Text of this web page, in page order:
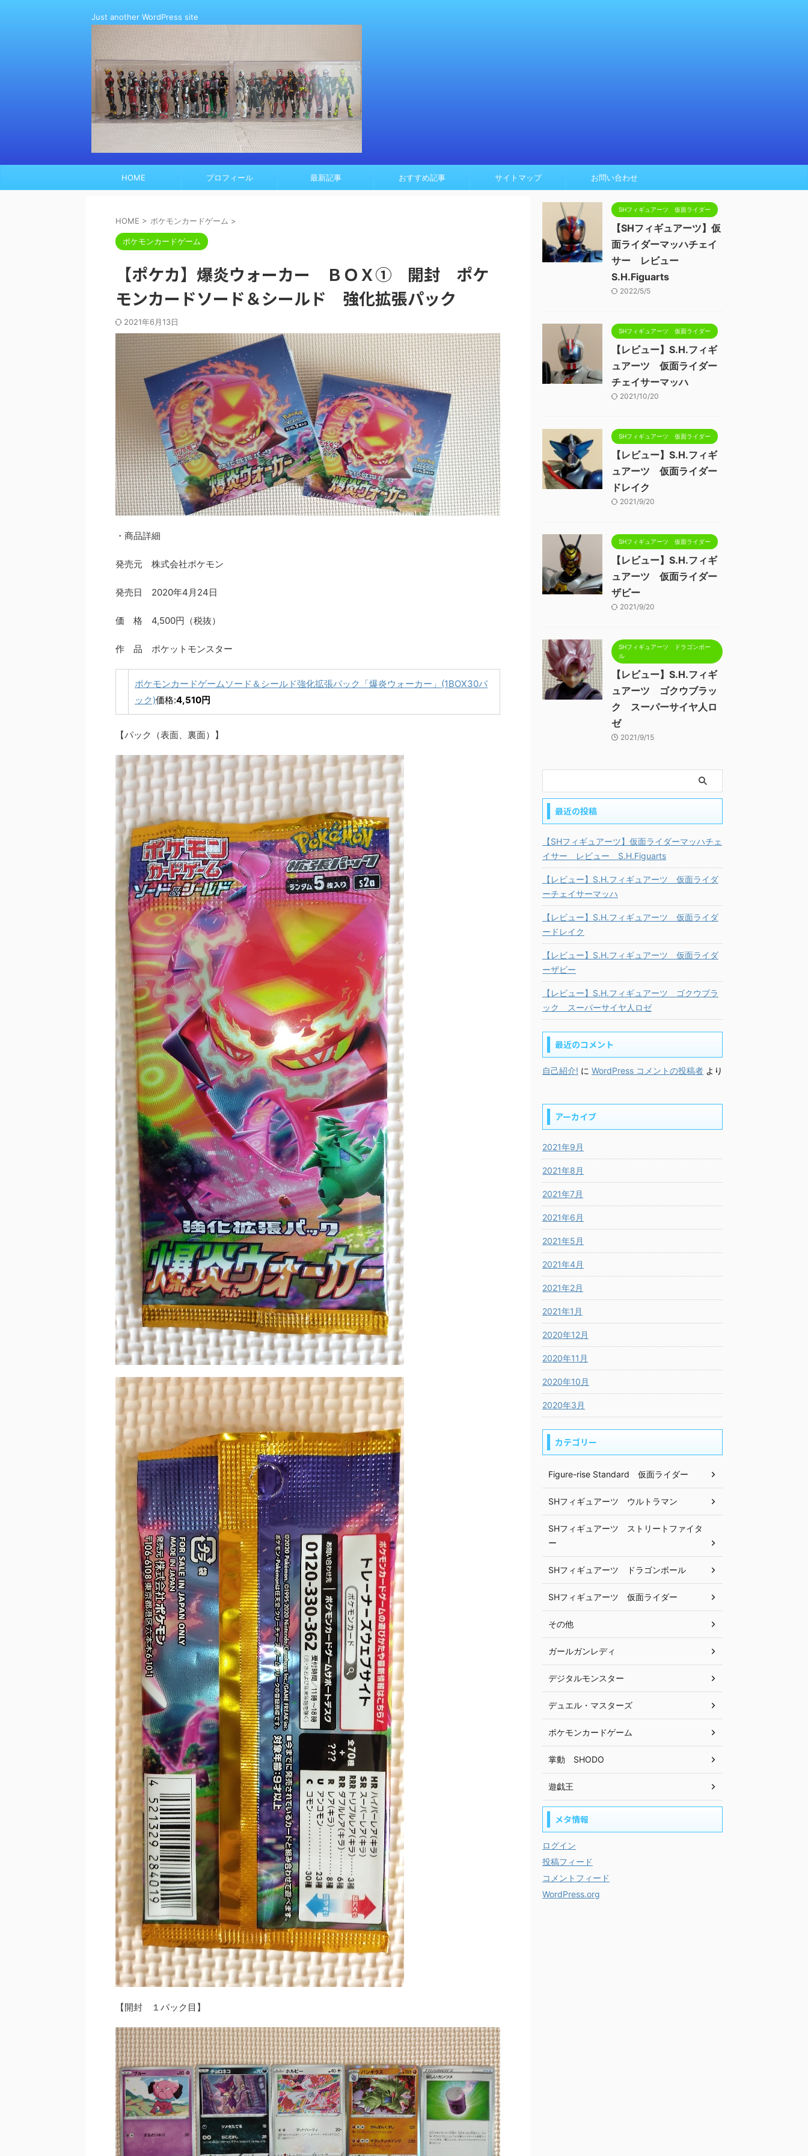
Just another WordPress site
HOME プロフィール 最新記事 おすすめ記事 サイトマップ お問い合わせ
HOME > ポケモンカードゲーム >
ポケモンカードゲーム
【ポケカ】爆炎ウォーカー ＢＯＸ① 開封 ポケ
モンカードソード＆シールド 強化拡張パック
2021年6月13日
・商品詳細
発売元 株式会社ポケモン
発売日 2020年4月24日
価 格 4,500円（税抜）
作 品 ポケットモンスター
ポケモンカードゲームソード＆シールド強化拡張パック「爆炎ウォーカー」(1BOX30パ
ック)価格:4,510円
【パック（表面、裏面）】
【開封 １パック目】
SHフィギュアーツ 仮面ライダー
【SHフィギュアーツ】仮
面ライダーマッハチェイ
サー レビュー
S.H.Figuarts
2022/5/5
SHフィギュアーツ 仮面ライダー
【レビュー】S.H.フィギ
ュアーツ 仮面ライダー
チェイサーマッハ
2021/10/20
SHフィギュアーツ 仮面ライダー
【レビュー】S.H.フィギ
ュアーツ 仮面ライダー
ドレイク
2021/9/20
SHフィギュアーツ 仮面ライダー
【レビュー】S.H.フィギ
ュアーツ 仮面ライダー
ザビー
2021/9/20
SHフィギュアーツ ドラゴンボー
ル
【レビュー】S.H.フィギ
ュアーツ ゴクウブラッ
ク スーパーサイヤ人ロ
ゼ
2021/9/15
最近の投稿
【SHフィギュアーツ】仮面ライダーマッハチェ
イサー レビュー S.H.Figuarts
【レビュー】S.H.フィギュアーツ 仮面ライダ
ーチェイサーマッハ
【レビュー】S.H.フィギュアーツ 仮面ライダ
ードレイク
【レビュー】S.H.フィギュアーツ 仮面ライダ
ーザビー
【レビュー】S.H.フィギュアーツ ゴクウブラ
ック スーパーサイヤ人ロゼ
最近のコメント
自己紹介! に WordPress コメントの投稿者 より
アーカイブ
2021年9月
2021年8月
2021年7月
2021年6月
2021年5月
2021年4月
2021年2月
2021年1月
2020年12月
2020年11月
2020年10月
2020年3月
カテゴリー
Figure-rise Standard 仮面ライダー
SHフィギュアーツ ウルトラマン
SHフィギュアーツ ストリートファイタ
ー
SHフィギュアーツ ドラゴンボール
SHフィギュアーツ 仮面ライダー
その他
ガールガンレディ
デジタルモンスター
デュエル・マスターズ
ポケモンカードゲーム
掌動 SHODO
遊戯王
メタ情報
ログイン
投稿フィード
コメントフィード
WordPress.org